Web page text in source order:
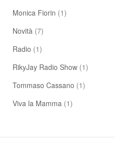
Monica Fiorin (1)
Novità (7)
Radio (1)
RikyJay Radio Show (1)
Tommaso Cassano (1)
Viva la Mamma (1)